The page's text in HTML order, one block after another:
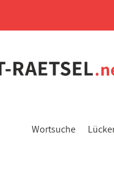
Wortsuche